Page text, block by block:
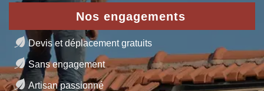
Nos engagements
Devis et déplacement gratuits
Sans engagement
Artisan passionné